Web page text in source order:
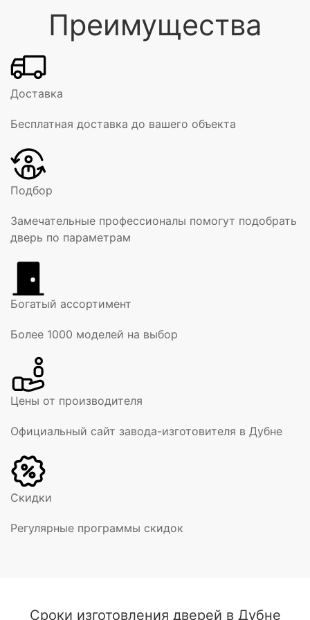
Преимущества
Доставка
Бесплатная доставка до вашего объекта
Подбор
Замечательные профессионалы помогут подобрать
дверь по параметрам
Богатый ассортимент
Более 1000 моделей на выбор
Цены от производителя
Официальный сайт завода-изготовителя в Дубне
Скидки
Регулярные программы скидок
Сроки изготовления дверей в Дубне